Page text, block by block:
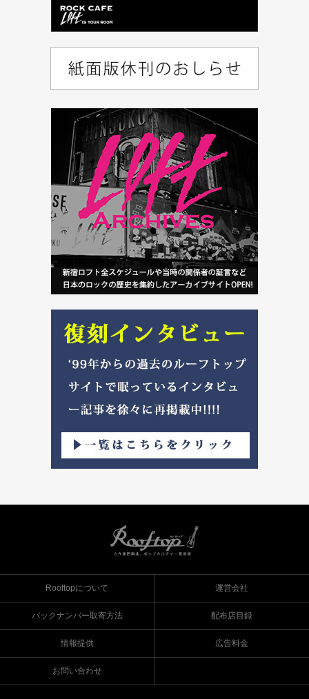
Rooftopについて 運営会社
バックナンバー取寄方法 配布店目録
情報提供 広告料金
お問い合わせ